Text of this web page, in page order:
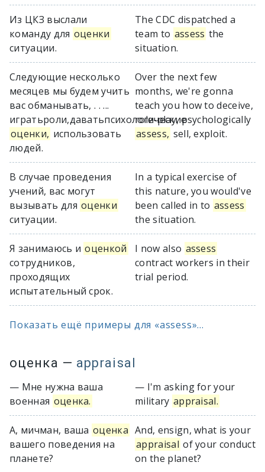
Из ЦКЗ выслали
команду для оценки
ситуации.
The CDC dispatched a
team to assess the
situation.
Следующие несколько
месяцев мы будем учить
вас обманывать, . . ...
игратьроли,даватьпсихологические
оценки, использовать
людей.
Over the next few
months, we're gonna
teach you how to deceive,
role-play, psychologically
assess, sell, exploit.
В случае проведения
учений, вас могут
вызывать для оценки
ситуации.
In a typical exercise of
this nature, you would've
been called in to assess
the situation.
Я занимаюсь и оценкой
сотрудников,
проходящих
испытательный срок.
I now also assess
contract workers in their
trial period.
Показать ещё примеры для «assess»...
оценка — appraisal
— Мне нужна ваша
военная оценка.
— I'm asking for your
military appraisal.
А, мичман, ваша оценка
вашего поведения на
планете?
And, ensign, what is your
appraisal of your conduct
on the planet?